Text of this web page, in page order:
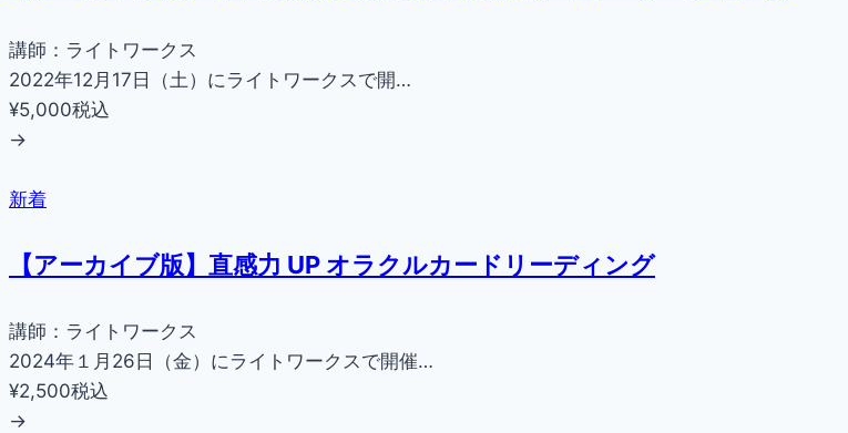
講師：ライトワークス
2022年12月17日（土）にライトワークスで開…
¥5,000税込
→
新着
【アーカイブ版】直感力 UP オラクルカードリーディング
講師：ライトワークス
2024年１月26日（金）にライトワークスで開催…
¥2,500税込
→